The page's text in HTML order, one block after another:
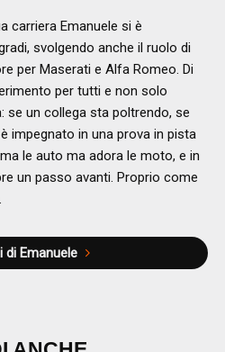
carriera Emanuele si è
svolgendo anche il ruolo di
per Maserati e Alfa Romeo. Di
per tutti e non solo
se un collega sta poltrendo, se
impegnato in una prova in pista
le auto ma adora le moto, e in
un passo avanti. Proprio come
di Emanuele